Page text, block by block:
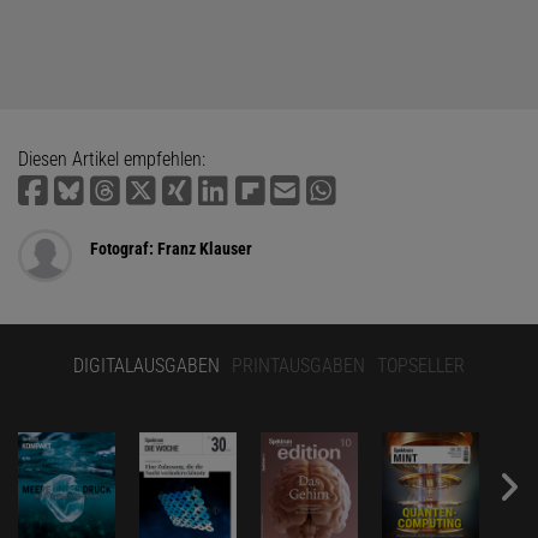
Diesen Artikel empfehlen:
Fotograf: Franz Klauser
DIGITALAUSGABEN PRINTAUSGABEN TOPSELLER